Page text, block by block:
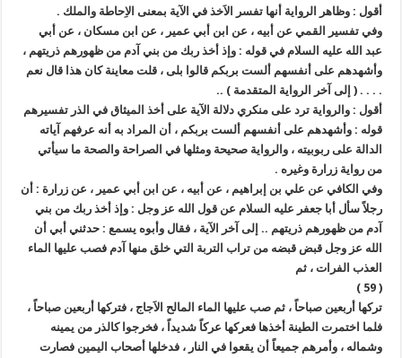
أقول : وظاهر الرواية أنها تفسر الاَخذ في الآية بمعنى الاِحاطة والملك .
وفي تفسير القمي عن أبيه ، عن ابن أبي عمير ، عن ابن مسكان ، عن أبي
عبد الله عليه السلام في قوله : وإذ أخذ ربك من بني آدم من ظهورهم ذريتهم ،
وأشهدهم على أنفسهم ألست بربكم قالوا بلى ، قلت معاينة كان هذا قال نعم
. . . . ( إلى آخر الرواية المتقدمة ) ..
أقول : والرواية ترد على منكري دلالة الآية على أخذ الميثاق في الذر تفسيرهم
قوله : وأشهدهم على أنفسهم ألست بربكم ، أن المراد به أنه عرفهم آياته
الدالة على ربوبيته ، والرواية صحيحة ومثلها في الصراحة والصحة ما سيأتي
من رواية زرارة وغيره .
وفي الكافي عن علي بن إبراهيم ، عن أبيه ، عن ابن أبي عمير ، عن زرارة : أن
رجلاً سأل أبا جعفر عليه السلام عن قول الله عز وجل : وإذ أخذ ربك من بني
آدم من ظهورهم ذريتهم .. إلى آخر الآية ، فقال وأبوه يسمع : حدثني أبي أن
الله عز وجل قبض قبضه من تراب التربة التي خلق منها آدم فصب عليها الماء
العذب الفرات ، ثم
( 59 )
تركها أربعين صباحاً ، ثم صب عليها الماء المالح الاَجاج ، فتركها أربعين صباحاً ،
فلما اختمرت الطينة أخذها فعركها عركاً شديداً ، فخرجوا كالذر من يمينه
وشماله ، وأمرهم جميعاً أن يقعوا في النار ، فدخلها أصحاب اليمين فصارت